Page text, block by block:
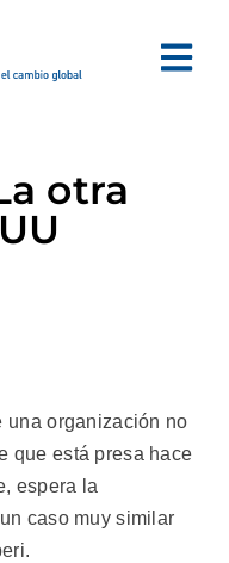
otra
una organización no
que está presa hace
espera la
caso muy similar